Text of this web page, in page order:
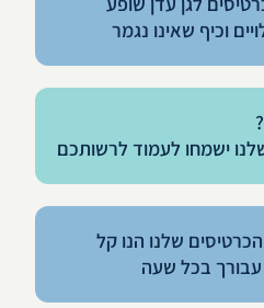
וכיף שאינו נגמר
ישמחו לעמוד לרשותכם
שלנו הנו קל
עבורך בכל שעה